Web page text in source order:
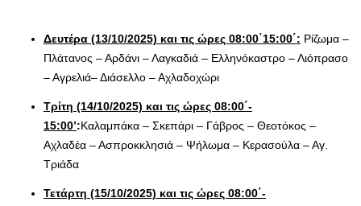
Δευτέρα (13/10/2025) και τις ώρες 08:00΄15:00΄: Ρίζωμα –
Πλάτανος – Αρδάνι – Λαγκαδιά – Ελληνόκαστρο – Λιόπρασο
– Αγρελιά– Διάσελλο – Αχλαδοχώρι
Τρίτη (14/10/2025) και τις ώρες 08:00΄-
15:00’:Καλαμπάκα – Σκεπάρι – Γάβρος – Θεοτόκος –
Αχλαδέα – Ασπροκκλησιά – Ψήλωμα – Κερασούλα – Αγ.
Τριάδα
Τετάρτη (15/10/2025) και τις ώρες 08:00΄-